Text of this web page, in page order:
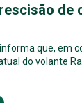
de
que, em
do volante